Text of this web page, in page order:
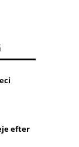
efter